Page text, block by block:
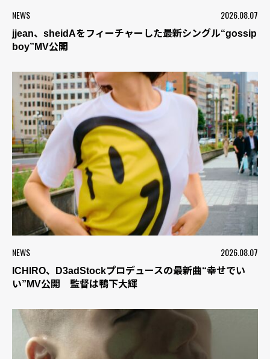
NEWS 2026.08.07
jjean、sheidAをフィーチャーした最新シングル“gossip
boy”MV公開
NEWS 2026.08.07
ICHIRO、D3adStockプロデュースの最新曲“幸せでい
い”MV公開 監督は鴨下大輝